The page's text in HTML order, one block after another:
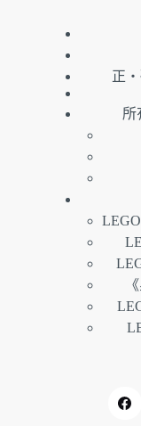
正
所